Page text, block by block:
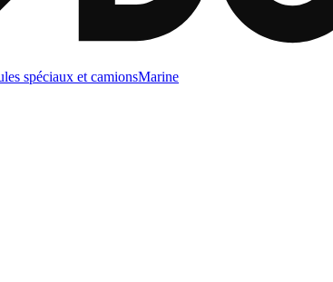
spéciaux et camionsMarine